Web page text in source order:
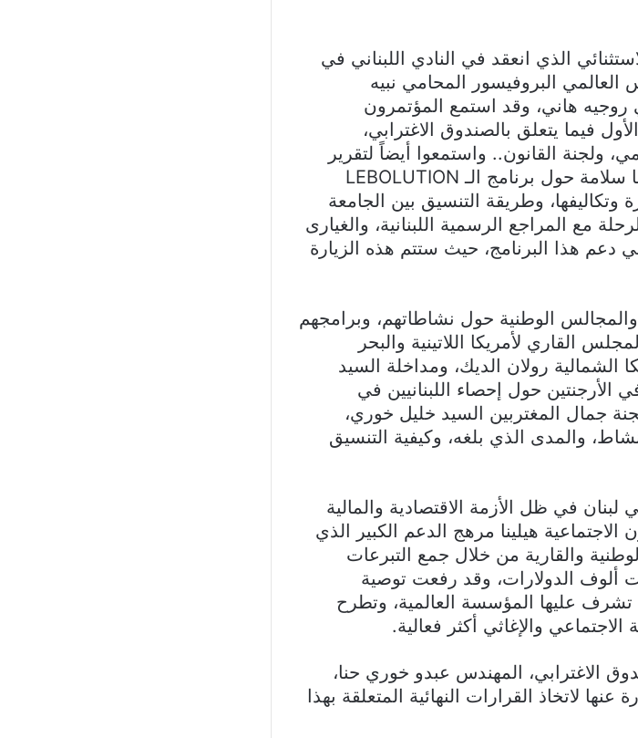
الذي انعقد في النادي اللبناني في
العالمي البروفيسور المحامي نبيه
روجيه هاني، وقد استمع المؤتمرون
فيما يتعلق بالصندوق الاغترابي،
ولجنة القانون.. واستمعوا أيضاً لتقرير
رئيسة مجلس الشبيبة العالمي كريستينا سلامة حول برنامج الـ LEBOLUTION
وتكاليفها، وطريقة التنسيق بين الجامعة
مع المراجع الرسمية اللبنانية، والغيارى
دعم هذا البرنامج، حيث ستتم هذه الزيارة
الوطنية حول نشاطاتهم، وبرامجهم
القاري لأمريكا اللاتينية والبحر
الشمالية رولان الديك، ومداخلة السيد
حول إحصاء اللبنانيين في
جمال المغتربين السيد خليل خوري،
والمدى الذي بلغه، وكيفية التنسيق
لبنان في ظل الأزمة الاقتصادية والمالية
هيلينا مرهج الدعم الكبير الذي
والقارية من خلال جمع التبرعات
ألوف الدولارات، وقد رفعت توصية
تشرف عليها المؤسسة العالمية، وتطرح
والإغاثي أكثر فعالية.
الاغترابي، المهندس عبدو خوري حنا،
لاتخاذ القرارات النهائية المتعلقة بهذا